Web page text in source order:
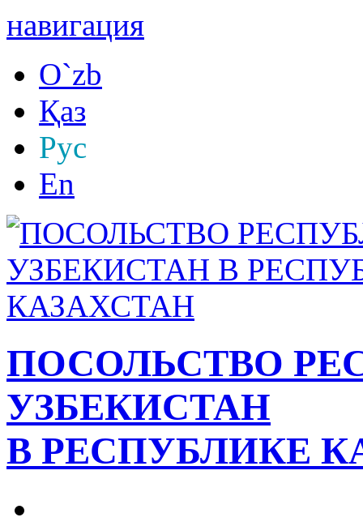
навигация
O`zb
Қаз
Рус
En
ПОСОЛЬСТВО
УЗБЕКИСТАН
В РЕСПУБЛИКЕ